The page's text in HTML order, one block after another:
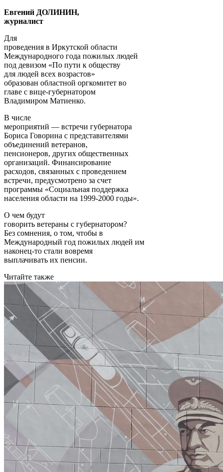
Евгений ДОЛИНИН,
журналист
Для
проведения в Иркутской области
Международного года пожилых людей
под девизом «По пути к обществу
для людей всех возрастов»
образован областной оргкомитет во
главе с вице-губернатором
Владимиром Матиенко.
В числе
мероприятий — встречи губернатора
Бориса Говорина с представителями
объединений ветеранов,
пенсионеров, других общественных
организаций. Финансирование
расходов, связанных с проведением
встречи, предусмотрено за счет
программы «Социальная поддержка
населения области на 1999-2000 годы».
О чем будут
говорить ветераны с губернатором?
Без сомнения, о том, чтобы в
Международный год пожилых людей им
наконец-то стали вовремя
выплачивать их пенсии.
Читайте также